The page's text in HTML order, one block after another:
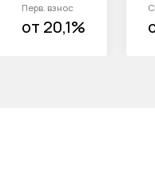
Перв. взнос
от 20,1%